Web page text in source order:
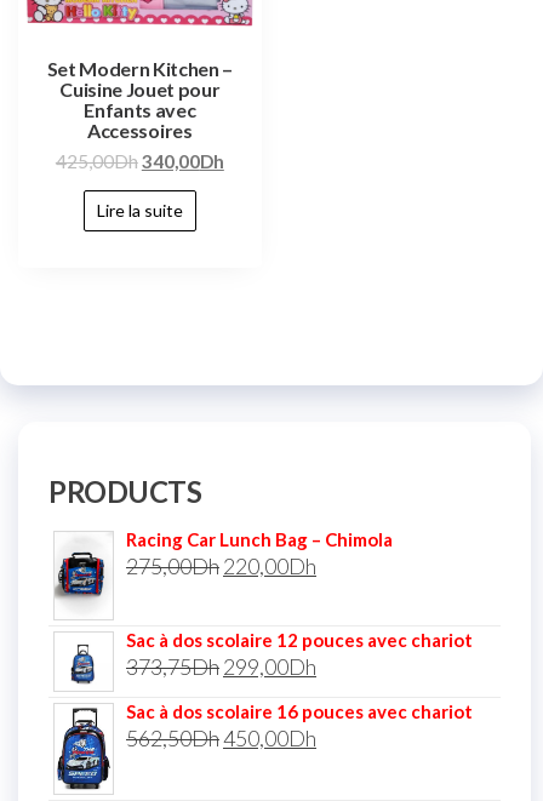
Set Modern Kitchen –
Cuisine Jouet pour
Enfants avec
Accessoires
425,00Dh340,00Dh
Lire la suite
PRODUCTS
Racing Car Lunch Bag – Chimola
275,00Dh220,00Dh
Sac à dos scolaire 12 pouces avec chariot
373,75Dh299,00Dh
Sac à dos scolaire 16 pouces avec chariot
562,50Dh450,00Dh